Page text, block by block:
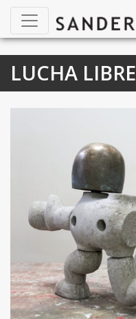
LUCHA LIBRE